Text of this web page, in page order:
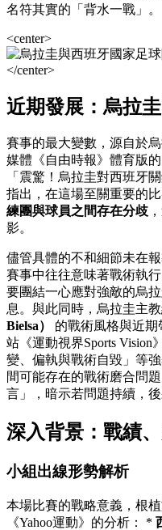
名符其實的「背水一戰」。
<center>
</center>
近期發展：烏拉
賽事的最大變數，源自於
媒體《自由時報》體育版
「震驚！烏拉圭對西班牙
指出，在這場至關重要的比
練團與球員之間存在分歧
影。
儘管具體的不和細節未在
賽事中往往意味著戰術執
要團結一心應對強敵的烏
息。與此同時，烏拉圭主
Bielsa）
的戰術風格與近
站《運動視界Sports
變、偏執與戰術自毀」等
間可能存在的戰術磨合問
言」，暗示若問題持續，後
深入背景：戰績
小組出線形勢解析
本場比賽的戰略意義，根
《Yahoo運動》的分析： *